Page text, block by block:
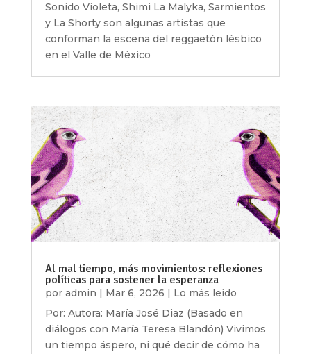
Sonido Violeta, Shimi La Malyka, Sarmientos
y La Shorty son algunas artistas que
conforman la escena del reggaetón lésbico
en el Valle de México
Al mal tiempo, más movimientos: reflexiones
políticas para sostener la esperanza
por admin Mar 6, 2026
Lo más leído
Por: Autora: María José Diaz (Basado en
diálogos con María Teresa Blandón) Vivimos
un tiempo áspero, ni qué decir de cómo ha